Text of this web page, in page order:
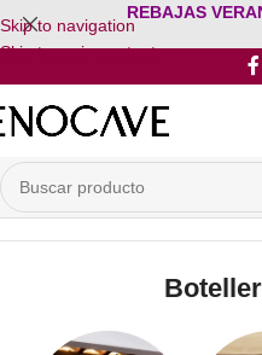
Skip to navigation
Skip to main content
REBAJAS
Inicio/Por Tipo de Botellero/